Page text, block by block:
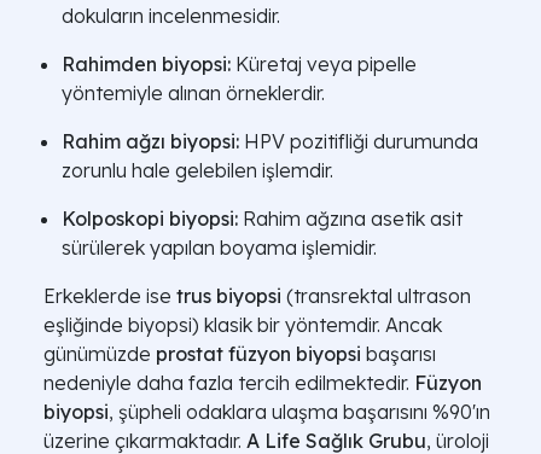
dokuların incelenmesidir.
Rahimden biyopsi: Küretaj veya pipelle
yöntemiyle alınan örneklerdir.
Rahim ağzı biyopsi: HPV pozitifliği durumunda
zorunlu hale gelebilen işlemdir.
Kolposkopi biyopsi: Rahim ağzına asetik asit
sürülerek yapılan boyama işlemidir.
Erkeklerde ise trus biyopsi (transrektal ultrason
eşliğinde biyopsi) klasik bir yöntemdir. Ancak
günümüzde prostat füzyon biyopsi başarısı
nedeniyle daha fazla tercih edilmektedir. Füzyon
biyopsi, şüpheli odaklara ulaşma başarısını %90'ın
üzerine çıkarmaktadır. A Life Sağlık Grubu, üroloji